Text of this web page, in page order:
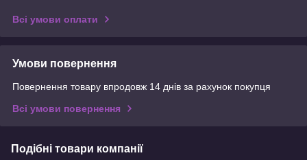
Всі умови оплати
Умови повернення
Повернення товару впродовж 14 днів за рахунок покупця
Всі умови повернення
Подібні товари компанії